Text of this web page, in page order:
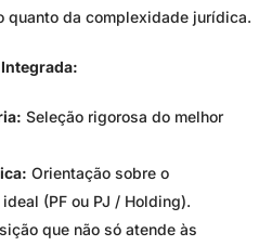
quanto da complexidade jurídica.
Seleção rigorosa do melhor
Orientação sobre o
(PF ou PJ / Holding).
que não só atende às